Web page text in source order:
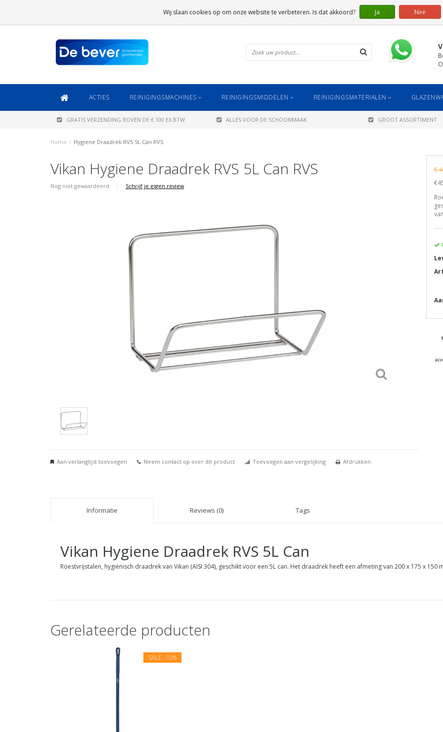
ACTIES REINIGINGSMACHINES REINIGINGSMIDDELEN REINIGINGSMATERIALEN
GRATIS VERZENDING BOVEN DE € 100 EX.BTW ALLES VOOR DE SCHOONMAAK GROOT ASSORTIMENT
Home / Hygiene Draadrek RVS 5L Can RVS
Vikan Hygiene Draadrek RVS 5L Can RVS
Nog niet gewaardeerd | Schrijf je eigen review
Aan verlanglijst toevoegen Neem contact op over dit product Toevoegen aan vergelijking Afdrukken
€
Informatie Reviews (0) Tags
Vikan Hygiene Draadrek RVS 5L Can
Roestvrijstalen, hygiënisch draadrek van Vikan (AISI 304), geschikt voor een 5L can. Het draadrek heeft een afmeting van 200 x 175 x 150
Gerelateerde producten
SALE -10%
Wij slaan cookies op om onze website te verbeteren. Is dat akkoord? Ja Nee